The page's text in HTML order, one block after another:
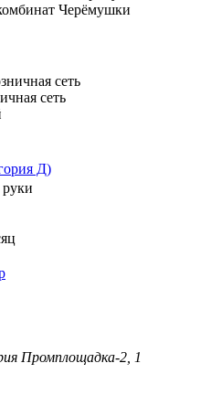
Черёмушки
сеть
Д)
руки
Промплощадка-2, 1